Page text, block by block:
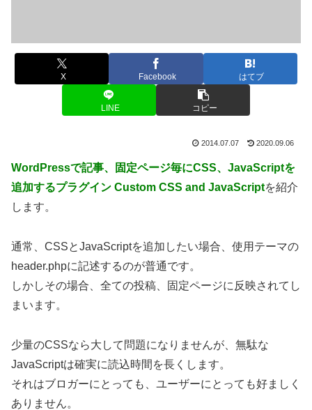
X Facebook はてブ
LINE コピー
2014.07.07 2020.09.06
WordPressで記事、固定ページ毎にCSS、JavaScriptを
追加するプラグイン Custom CSS and JavaScriptを紹介
します。
通常、CSSとJavaScriptを追加したい場合、使用テーマの
header.phpに記述するのが普通です。
しかしその場合、全ての投稿、固定ページに反映されてし
まいます。
少量のCSSなら大して問題になりませんが、無駄な
JavaScriptは確実に読込時間を長くします。
それはブロガーにとっても、ユーザーにとっても好ましく
ありません。